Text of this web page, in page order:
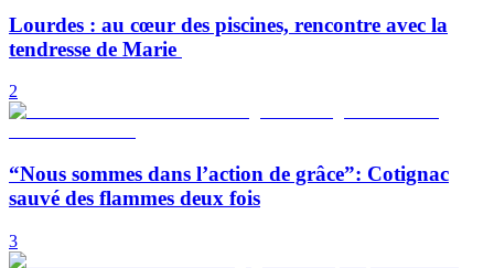
Lourdes : au cœur des piscines, rencontre avec la
tendresse de Marie
2
“Nous sommes dans l’action de grâce”: Cotignac
sauvé des flammes deux fois
3